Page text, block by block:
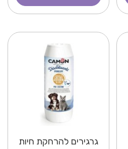
גרגירים להרחקת חיות